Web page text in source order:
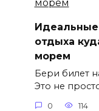
отдыха
морем
Бери билет
Это не
0 114